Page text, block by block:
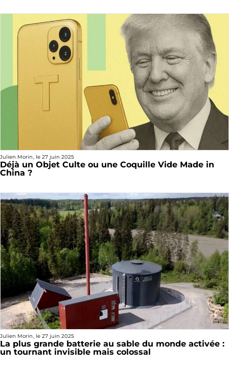
Julien Morin, le 27 juin 2025
Déjà un Objet Culte ou une Coquille Vide Made in
China ?
Julien Morin, le 27 juin 2025
La plus grande batterie au sable du monde activée :
un tournant invisible mais colossal